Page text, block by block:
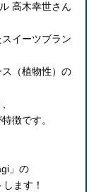
高木幸世さん
イーツブラン
（植物性）の
徴です。
」の
ます！